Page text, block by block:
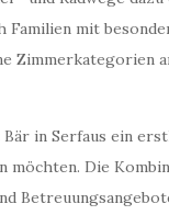
mit
Zimmerkategorien
in Serfaus ein
Die